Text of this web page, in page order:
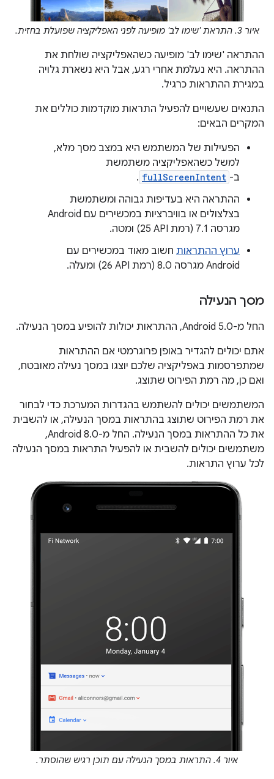
איור 3. התראת 'שימו לב' מופיעה לפני האפליקציה שפועלת בחזית.
ההתראה 'שימו לב' מופיעה כשהאפליקציה שולחת את
ההתראה. היא נעלמת אחרי רגע, אבל היא נשארת גלויה
במגירת ההתראות כרגיל.
התנאים שעשויים להפעיל התראות מוקדמות כוללים את
המקרים הבאים:
הפעילות של המשתמש היא במצב מסך מלא,
למשל כשהאפליקציה משתמשת
ב- fullScreenIntent
.
ההתראה היא בעדיפות גבוהה ומשתמשת
בצלצולים או בוויברציות במכשירים עם Android
מגרסה 7.1 (רמת API‏ 25) ומטה.
ערוץ ההתראות חשוב מאוד במכשירים עם
Android מגרסה 8.0 (רמת API‏ 26) ומעלה.
מסך הנעילה
החל מ-Android 5.0, ההתראות יכולות להופיע במסך הנעילה.
אתם יכולים להגדיר באופן פרוגרמטי אם ההתראות
שמתפרסמות באפליקציה שלכם יוצגו במסך נעילה מאובטח,
ואם כן, מה רמת הפירוט שתוצג.
המשתמשים יכולים להשתמש בהגדרות המערכת כדי לבחור
את רמת הפירוט שתוצג בהתראות במסך הנעילה, או להשבית
את כל ההתראות במסך הנעילה. החל מ-Android 8.0,
משתמשים יכולים להשבית או להפעיל התראות במסך הנעילה
לכל ערוץ התראות.
איור 4. התראות במסך הנעילה עם תוכן רגיש שהוסתר.